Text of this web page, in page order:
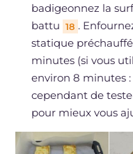
badigeonnez la
battu 18 .
statique
minutes (si vous
environ 8 minutes
cependant de
pour mieux vous